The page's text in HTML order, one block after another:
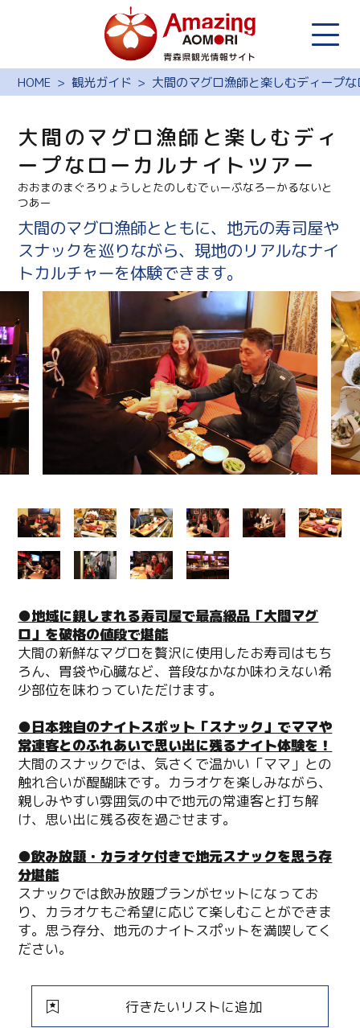
HOME 観光ガイド 大間のマグロ漁師と楽しむディープ
大間のマグロ漁師と楽しむディ
ープなローカルナイトツアー
おおまのまぐろりょうしとたのしむでぃーぷなろーかるないと
つあー
大間のマグロ漁師とともに、地元の寿司屋や
スナックを巡りながら、現地のリアルなナイ
トカルチャーを体験できます。
●地域に親しまれる寿司屋で最高級品「大間マグ
ロ」を破格の値段で堪能
大間の新鮮なマグロを贅沢に使用したお寿司はもち
ろん、胃袋や心臓など、普段なかなか味わえない希
少部位を味わっていただけます。
●日本独自のナイトスポット「スナック」でママや
常連客とのふれあいで思い出に残るナイト体験を！
大間のスナックでは、気さくで温かい「ママ」との
触れ合いが醍醐味です。カラオケを楽しみながら、
親しみやすい雰囲気の中で地元の常連客と打ち解
け、思い出に残る夜を過ごせます。
●飲み放題・カラオケ付きで地元スナックを思う存
分堪能
スナックでは飲み放題プランがセットになってお
り、カラオケもご希望に応じて楽しむことができま
す。思う存分、地元のナイトスポットを満喫してく
ださい。
行きたいリストに追加